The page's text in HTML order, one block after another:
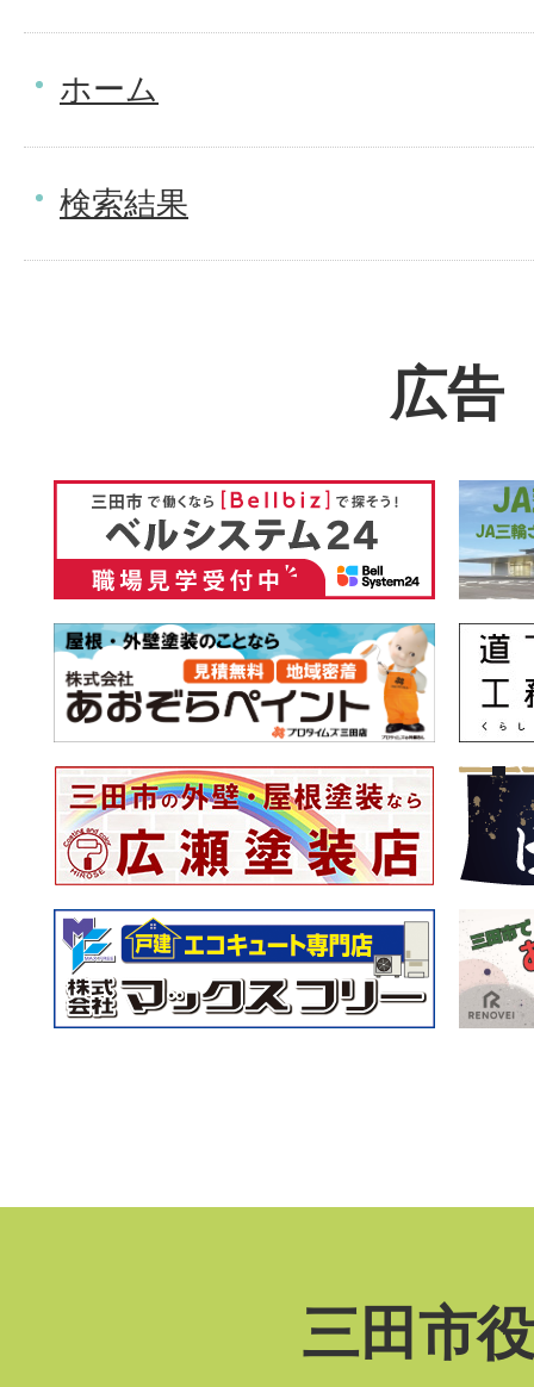
ホーム
検索結果
広告
三田市